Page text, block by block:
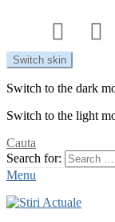
Switch skin
Switch to the dark
Switch to the light
Cauta
Search for:
Menu